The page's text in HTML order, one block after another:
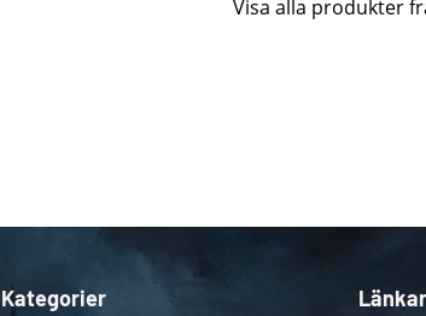
Visa alla produkter
Kategorier Länkar